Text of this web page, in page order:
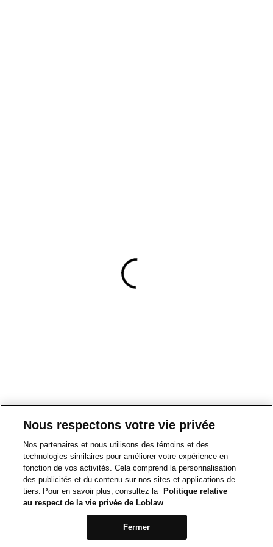
Nous respectons votre vie privée
Nos partenaires et nous utilisons des témoins et des
technologies similaires pour améliorer votre expérience en
fonction de vos activités. Cela comprend la personnalisation
des publicités et du contenu sur nos sites et applications de
tiers. Pour en savoir plus, consultez la
Politique relative
au respect de la vie privée de Loblaw
Fermer